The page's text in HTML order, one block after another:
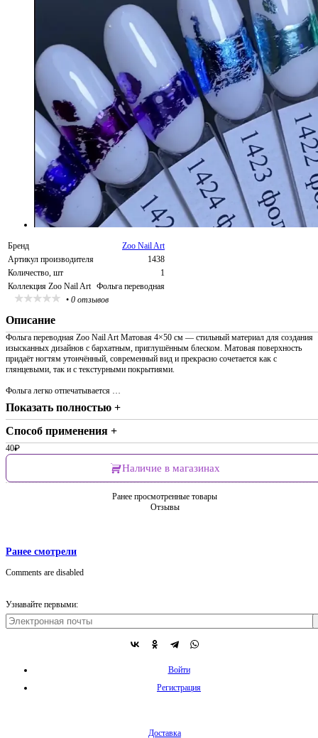
Бренд
Zoo Nail Art
Артикул производителя
1438
Количество, шт
1
Коллекция Zoo Nail Art Фольга переводная
• 0 отзывов
Описание
Фольга переводная Zoo Nail Art Матовая 4×50 см — стильный материал для создания
изысканных дизайнов с бархатным, приглушённым блеском. Матовая поверхность
придаёт ногтям утончённый, современный вид и прекрасно сочетается как с
глянцевыми, так и с текстурными покрытиями.
Фольга легко отпечатывается …
Показать полностью +
Способ применения +
40₽
Наличие в магазинах
Ранее просмотренные товары
Отзывы
Ранее смотрели
Comments are disabled
Узнавайте первыми:
Войти
Регистрация
Доставка